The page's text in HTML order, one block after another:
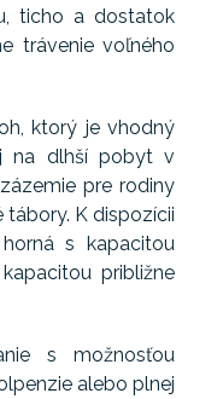
ticho a dostatok
trávenie voľného
ktorý je vhodný
na dlhší pobyt v
pre rodiny
tábory. K dispozícii
s kapacitou
približne
s možnosťou
alebo plnej